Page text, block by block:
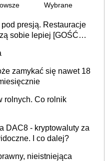
Wybrane
presją. Restauracje
sobie lepiej [GOŚĆ
zamykać się nawet 18
rolnych. Co rolnik
DAC8 - kryptowaluty za
I co dalej?
nieistniejąca